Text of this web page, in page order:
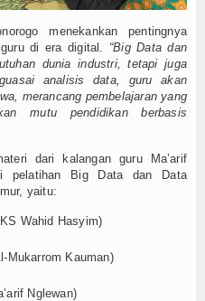
menekankan pentingnya
di era digital. “Big Data dan
dunia industri, tetapi juga
analisis data, guru akan
merancang pembelajaran yang
mutu pendidikan berbasis
dari kalangan guru Ma’arif
pelatihan Big Data dan Data
yaitu:
Wahid Hasyim)
Mukarrom Kauman)
Nglewan)